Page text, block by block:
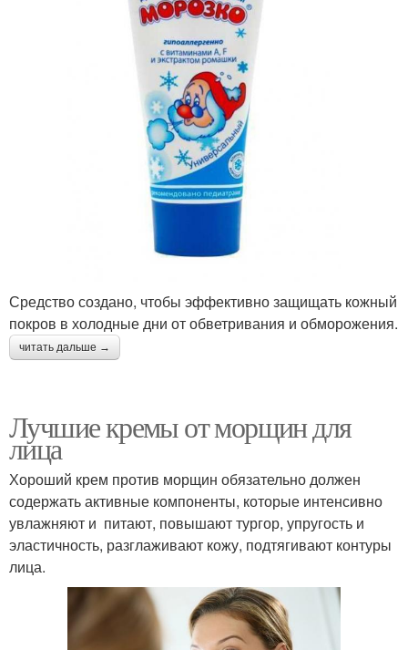
Средство создано, чтобы эффективно защищать кожный
покров в холодные дни от обветривания и обморожения.
читать дальше →
Лучшие кремы от морщин для
лица
Хороший крем против морщин обязательно должен
содержать активные компоненты, которые интенсивно
увлажняют и питают, повышают тургор, упругость и
эластичность, разглаживают кожу, подтягивают контуры
лица.